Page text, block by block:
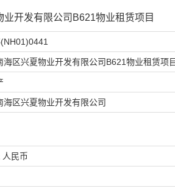
业开发有限公司B621物业租赁项目
海区兴夏物业开发有限公司B621物业租赁项
海区兴夏物业开发有限公司
民币